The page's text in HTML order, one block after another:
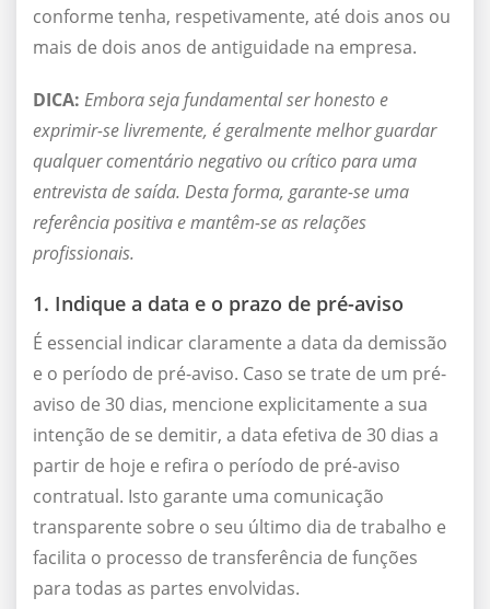
conforme tenha, respetivamente, até dois anos ou
mais de dois anos de antiguidade na empresa.
DICA: Embora seja fundamental ser honesto e
exprimir-se livremente, é geralmente melhor guardar
qualquer comentário negativo ou crítico para uma
entrevista de saída. Desta forma, garante-se uma
referência positiva e mantêm-se as relações
profissionais.
1. Indique a data e o prazo de pré-aviso
É essencial indicar claramente a data da demissão
e o período de pré-aviso. Caso se trate de um pré-
aviso de 30 dias, mencione explicitamente a sua
intenção de se demitir, a data efetiva de 30 dias a
partir de hoje e refira o período de pré-aviso
contratual. Isto garante uma comunicação
transparente sobre o seu último dia de trabalho e
facilita o processo de transferência de funções
para todas as partes envolvidas.